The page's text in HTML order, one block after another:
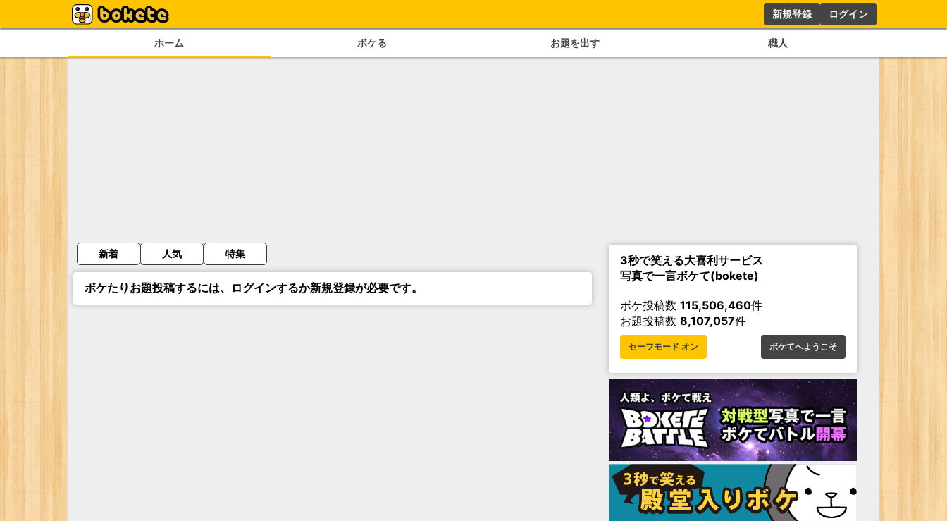
新規登録 ログイン
ホーム ボケる お題を出す 職人
新着 人気 特集
ボケたりお題投稿するには、ログインするか新規登録が必要です。
3秒で笑える大喜利サービス
写真で一言ボケて(bokete)
ボケ投稿数 115,506,460件
お題投稿数 8,107,057件
セーフモード オン ボケてへようこそ